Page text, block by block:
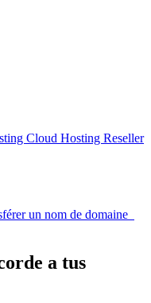
Cloud Hosting Reseller
un nom de domaine
a tus